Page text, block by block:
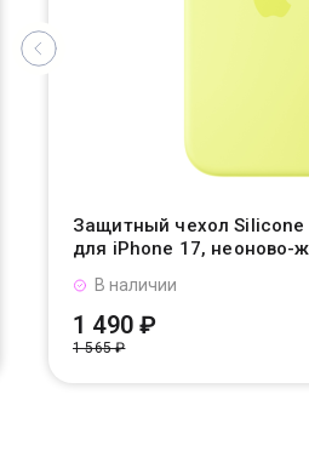
Защитный чехол Silicone
для iPhone 17, неоново-
В наличии
1 490 ₽
1 565 ₽